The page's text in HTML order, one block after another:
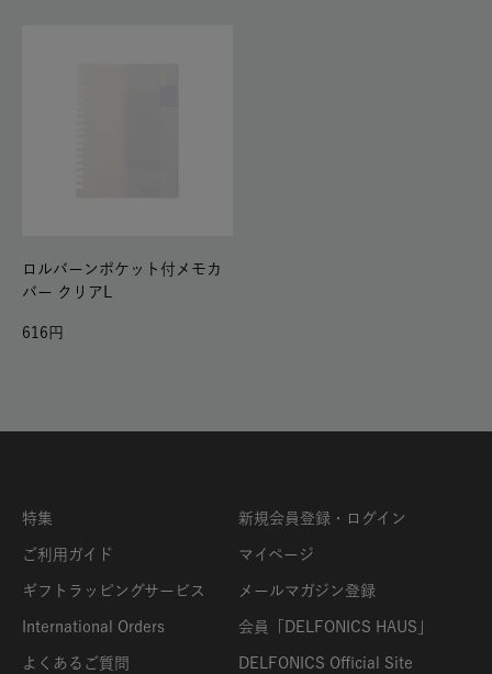
ロルバーンポケット付メモカ
バー クリアL
616
特集
ご利用ガイド
ギフトラッピングサービス
International Orders
よくあるご質問
新規会員登録・ログイン
マイページ
メールマガジン登録
会員「DELFONICS HAUS」
DELFONICS Official Site